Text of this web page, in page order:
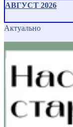
АВГУСТ 2026
Актуально